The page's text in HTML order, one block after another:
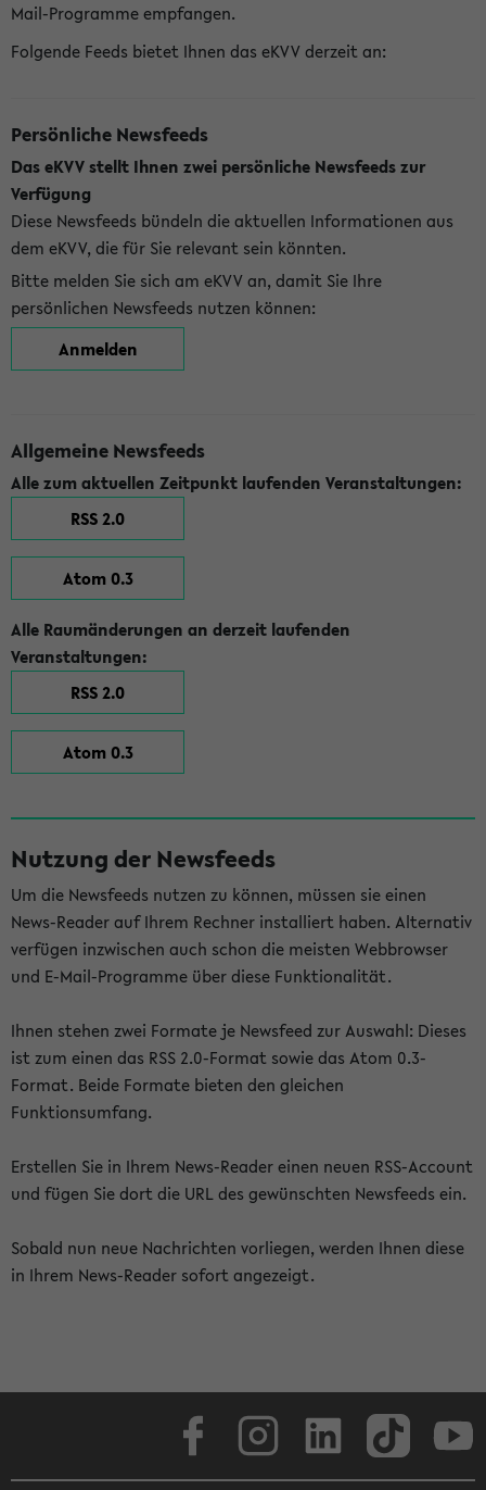
Mail-Programme empfangen.
Folgende Feeds bietet Ihnen das eKVV derzeit an:
Persönliche Newsfeeds
Das eKVV stellt Ihnen zwei persönliche Newsfeeds zur
Verfügung
Diese Newsfeeds bündeln die aktuellen Informationen aus
dem eKVV, die für Sie relevant sein könnten.
Bitte melden Sie sich am eKVV an, damit Sie Ihre
persönlichen Newsfeeds nutzen können:
Anmelden
Allgemeine Newsfeeds
Alle zum aktuellen Zeitpunkt laufenden Veranstaltungen:
RSS 2.0
Atom 0.3
Alle Raumänderungen an derzeit laufenden
Veranstaltungen:
RSS 2.0
Atom 0.3
Nutzung der Newsfeeds
Um die Newsfeeds nutzen zu können, müssen sie einen
News-Reader auf Ihrem Rechner installiert haben. Alternativ
verfügen inzwischen auch schon die meisten Webbrowser
und E-Mail-Programme über diese Funktionalität.
Ihnen stehen zwei Formate je Newsfeed zur Auswahl: Dieses
ist zum einen das RSS 2.0-Format sowie das Atom 0.3-
Format. Beide Formate bieten den gleichen
Funktionsumfang.
Erstellen Sie in Ihrem News-Reader einen neuen RSS-Account
und fügen Sie dort die URL des gewünschten Newsfeeds ein.
Sobald nun neue Nachrichten vorliegen, werden Ihnen diese
in Ihrem News-Reader sofort angezeigt.